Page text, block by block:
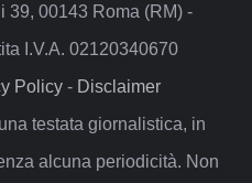
39, 00143 Roma (RM) -
I.V.A. 02120340670
Policy- Disclaimer
testata giornalistica, in
alcuna periodicità. Non